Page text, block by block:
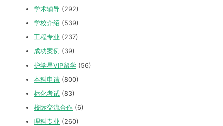
学术辅导 (292)
学校介绍 (539)
工程专业 (237)
成功案例 (39)
护学星VIP留学 (56)
本科申请 (800)
标化考试 (83)
校际交流合作 (6)
理科专业 (260)